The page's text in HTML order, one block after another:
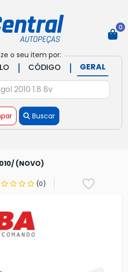
o seu item por:
| CÓDIGO | GERAL
Buscar
0
(NOVO)
(0)